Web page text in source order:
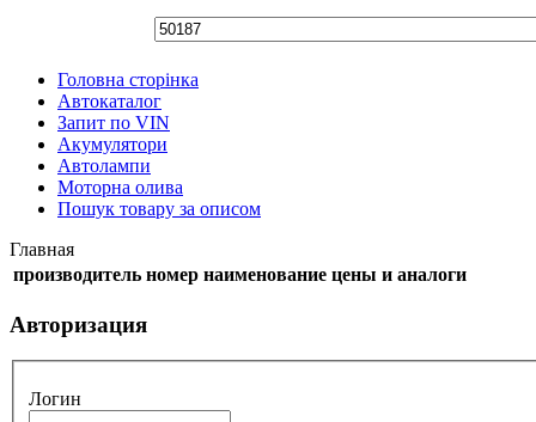
Головна сторінка
Автокаталог
Запит по VIN
Акумулятори
Автолампи
Моторна олива
Пошук товару за описом
Главная
производитель номер наименование цены и аналоги
Авторизация
Логин